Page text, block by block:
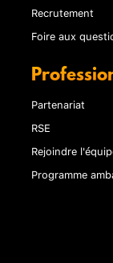
Recrutement
Foire aux
Partenariat
RSE
Rejoindre
Programme